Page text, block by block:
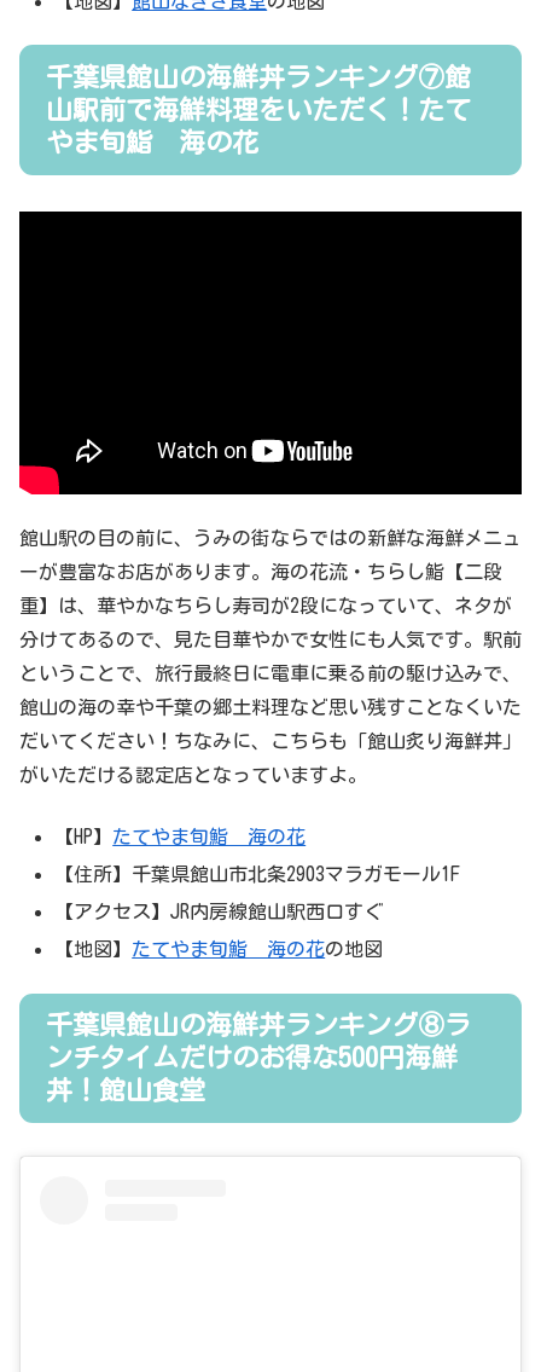
千葉県館山の海鮮丼ランキング⑦館
山駅前で海鮮料理をいただく！たて
やま旬鮨 海の花
館山駅の目の前に、うみの街ならではの新鮮な海鮮メニュ
ーが豊富なお店があります。海の花流・ちらし鮨【二段
重】は、華やかなちらし寿司が2段になっていて、ネタが
分けてあるので、見た目華やかで女性にも人気です。駅前
ということで、旅行最終日に電車に乗る前の駆け込みで、
館山の海の幸や千葉の郷土料理など思い残すことなくいた
だいてください！ちなみに、こちらも「館山炙り海鮮丼」
がいただける認定店となっていますよ。
【HP】 たてやま旬鮨 海の花
【住所】千葉県館山市北条2903マラガモール1F
【アクセス】JR内房線館山駅西口すぐ
【地図】 たてやま旬鮨 海の花の地図
千葉県館山の海鮮丼ランキング⑧ラ
ンチタイムだけのお得な500円海鮮
丼！館山食堂